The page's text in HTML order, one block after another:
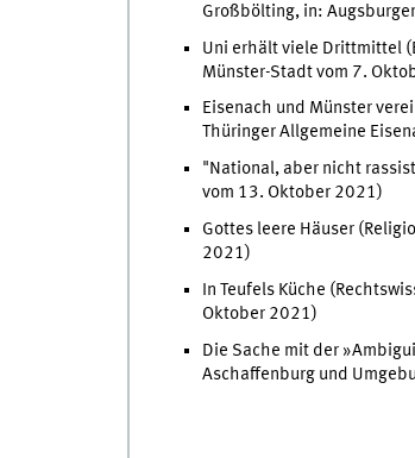
Großbölting, in:
Uni erhält viele Drittmittel
Münster-Stadt vom 7.
Eisenach und Münster
Thüringer Allgemeine
"National, aber nicht
vom 13. Oktober 2021)
Gottes leere Häuser
2021)
In Teufels Küche
Oktober 2021)
Die Sache mit der
Aschaffenburg und